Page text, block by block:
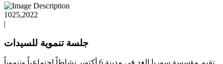
1025,2022
|
جلسة تنموية للسيدات